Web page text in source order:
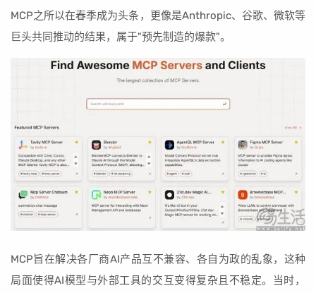
MCP之所以在春季成为头条，更像是Anthropic、谷歌、微软等
巨头共同推动的结果，属于"预先制造的爆款"。
MCP旨在解决各厂商AI产品互不兼容、各自为政的乱象，这种
局面使得AI模型与外部工具的交互变得复杂且不稳定。当时，